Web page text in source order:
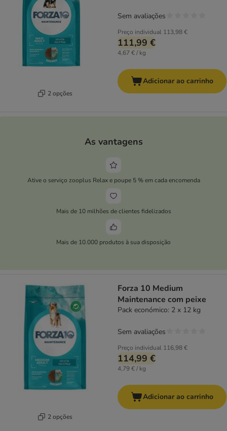
2 opções
Preço individual 113,98 €
111,99 €
4,67 € / kg
Sem avaliações
Adicionar ao carrinho
As vantagens
Ative o serviço zooplus Relax e poupe 5 % em cada encomenda
Mais de 10 milhões de clientes fidelizados
Mais de 10.000 produtos à sua disposição
2 opções
Forza 10 Medium
Maintenance com peixe
Pack económico: 2 x 12 kg
Preço individual 116,98 €
114,99 €
4,79 € / kg
Sem avaliações
Adicionar ao carrinho